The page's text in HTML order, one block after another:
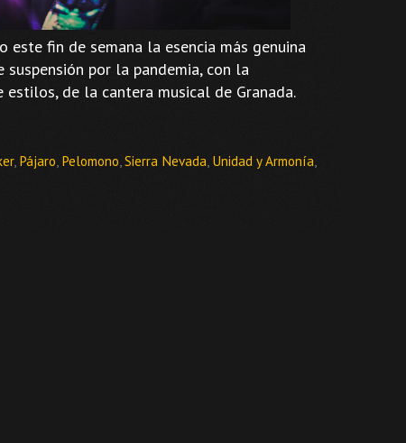
este fin de semana la esencia más genuina
por la pandemia, con la
de la cantera musical de Granada.
, Pájaro, Pelomono,Sierra Nevada, Unidad y Armonía,